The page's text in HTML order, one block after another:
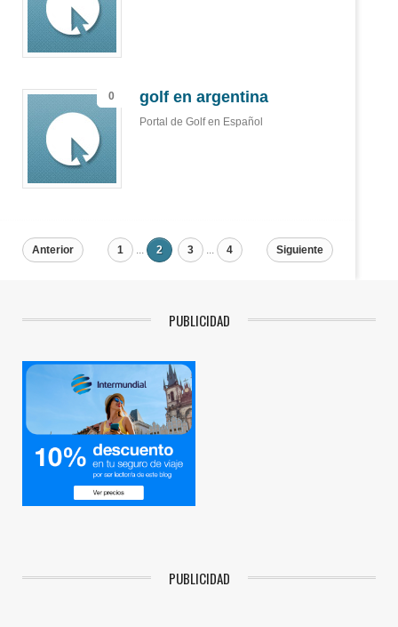
0 golf en argentina
Portal de Golf en Español
Anterior 1 ... 2 3 ... 4 Siguiente
PUBLICIDAD
PUBLICIDAD